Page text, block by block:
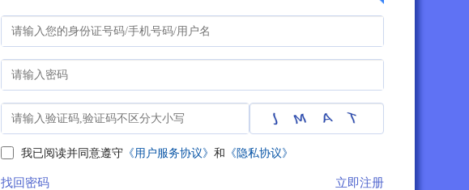
我已阅读并同意遵守《用户服务协议》 和 《隐私协议》
找回密码 立即注册